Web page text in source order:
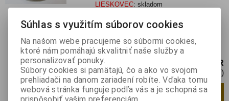
LIESKOVEC: skladom
Hmotnosť balenia:0,11 kg
Kolofónia 100g pre kvalitné spájkovanie.
3,45 EUR
2,81 EUR (Cena bez DPH)
ks Pridať do košíka
Súhlas s využitím súborov cookies
Na našom webe pracujeme so súbormi cookies,
ktoré nám pomáhajú skvalitniť naše služby a
personalizovať ponuky.
Súbory cookies si pamätajú, čo a ako vo svojom
prehliadači na danom zariadení robíte. Vďaka tomu
webová stránka funguje podľa vás a je schopná sa
prispôsobiť vašim preferenciám.